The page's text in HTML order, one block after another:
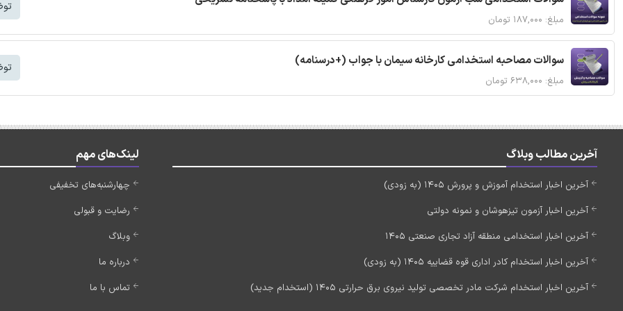
مبلغ: ۱۸۷,۰۰۰ تومان
سوالات مصاحبه استخدامی کارخانه سیمان با جواب (+درسنامه)
مبلغ: ۶۳۸,۰۰۰ تومان
آخرین مطالب وبلاگ
آخرین اخبار استخدام آموزش و پرورش 1405 (به زودی)
آخرین اخبار آزمون تیزهوشان و نمونه دولتی
آخرین اخبار استخدامی منطقه آزاد تجاری صنعتی 1405
آخرین اخبار استخدام کادر اداری قوه قضاییه 1405 (به زودی)
آخرین اخبار استخدام شرکت مادر تخصصی تولید نیروی برق حرارتی 1405 (استخدام جدید)
لینک‌های مهم
چهارشنبه‌های تخفیفی
رضایت و قبولی
وبلاگ
درباره ما
تماس با ما